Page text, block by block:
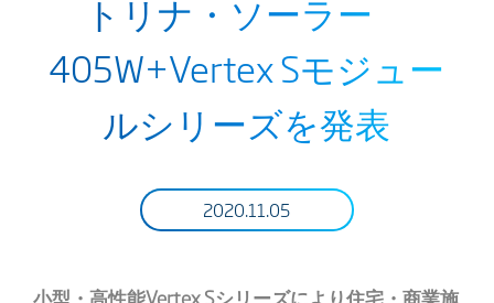
トリナ・ソーラー
405W+Vertex Sモジュー
ルシリーズを発表
2020.11.05
小型・高性能Vertex Sシリーズにより住宅・商業施